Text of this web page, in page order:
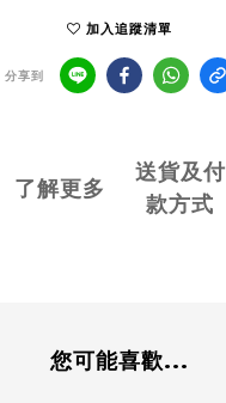
加入追蹤清單
分享到
了解更多
送貨及付
款方式
您可能喜歡...